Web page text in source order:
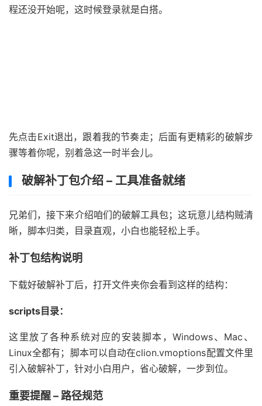
程还没开始呢，这时候登录就是白搭。
先点击Exit退出，跟着我的节奏走；后面有更精彩的破解步
骤等着你呢，别着急这一时半会儿。
破解补丁包介绍 – 工具准备就绪
兄弟们，接下来介绍咱们的破解工具包；这玩意儿结构贼清
晰，脚本归类，目录直观，小白也能轻松上手。
补丁包结构说明
下载好破解补丁后，打开文件夹你会看到这样的结构：
scripts目录：
这里放了各种系统对应的安装脚本，Windows、Mac、
Linux全都有；脚本可以自动在clion.vmoptions配置文件里
引入破解补丁，针对小白用户，省心破解，一步到位。
重要提醒 – 路径规范